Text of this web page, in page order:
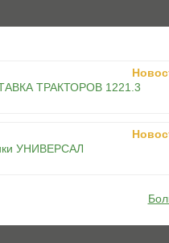
ТРАКТОРОВ 1221.3
УНИВЕРСАЛ